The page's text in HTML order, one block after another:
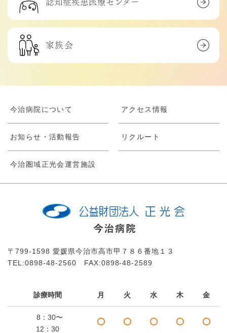
認知症疾患医療センター
家族会
今治病院について アクセス情報
お知らせ・活動報告 リクルート
今治圏域正光会運営施設
〒799-1598 愛媛県今治市高市甲７８６番地１３
TEL:0898-48-2560 FAX:0898-48-2589
診療時間 月 火 水 木 金
8：30〜
12：30